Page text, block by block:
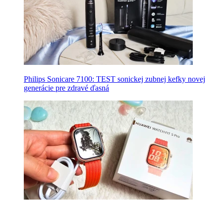
Philips Sonicare 7100: TEST sonickej zubnej kefky novej
generácie pre zdravé ďasná